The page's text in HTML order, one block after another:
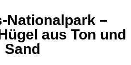
Nationalpark –
aus Ton und
Sand